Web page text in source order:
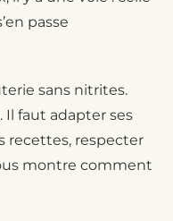
passe
sans nitrites.
Il faut adapter ses
recettes, respecter
montre comment